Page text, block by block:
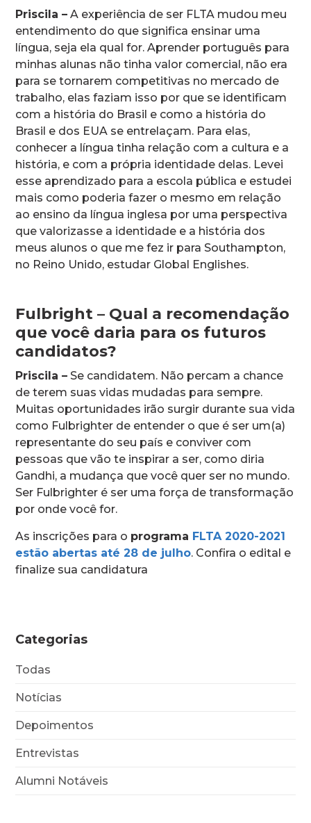
Priscila – A experiência de ser FLTA mudou meu
entendimento do que significa ensinar uma
língua, seja ela qual for. Aprender português para
minhas alunas não tinha valor comercial, não era
para se tornarem competitivas no mercado de
trabalho, elas faziam isso por que se identificam
com a história do Brasil e como a história do
Brasil e dos EUA se entrelaçam. Para elas,
conhecer a língua tinha relação com a cultura e a
história, e com a própria identidade delas. Levei
esse aprendizado para a escola pública e estudei
mais como poderia fazer o mesmo em relação
ao ensino da língua inglesa por uma perspectiva
que valorizasse a identidade e a história dos
meus alunos o que me fez ir para Southampton,
no Reino Unido, estudar Global Englishes.
Fulbright – Qual a recomendação
que você daria para os futuros
candidatos?
Priscila – Se candidatem. Não percam a chance
de terem suas vidas mudadas para sempre.
Muitas oportunidades irão surgir durante sua vida
como Fulbrighter de entender o que é ser um(a)
representante do seu país e conviver com
pessoas que vão te inspirar a ser, como diria
Gandhi, a mudança que você quer ser no mundo.
Ser Fulbrighter é ser uma força de transformação
por onde você for.
As inscrições para o programa FLTA 2020-2021
estão abertas até 28 de julho. Confira o edital e
finalize sua candidatura
Categorias
Todas
Notícias
Depoimentos
Entrevistas
Alumni Notáveis